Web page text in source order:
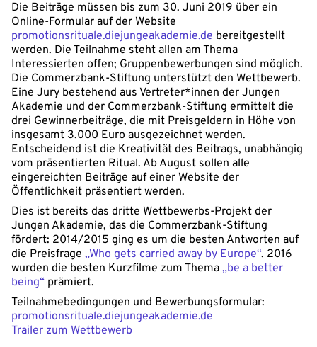
Die Beiträge müssen bis zum 30. Juni 2019 über ein
Online-Formular auf der Website
promotionsrituale.diejungeakademie.de bereitgestellt
werden. Die Teilnahme steht allen am Thema
Interessierten offen; Gruppenbewerbungen sind möglich.
Die Commerzbank-Stiftung unterstützt den Wettbewerb.
Eine Jury bestehend aus Vertreter*innen der Jungen
Akademie und der Commerzbank-Stiftung ermittelt die
drei Gewinnerbeiträge, die mit Preisgeldern in Höhe von
insgesamt 3.000 Euro ausgezeichnet werden.
Entscheidend ist die Kreativität des Beitrags, unabhängig
vom präsentierten Ritual. Ab August sollen alle
eingereichten Beiträge auf einer Website der
Öffentlichkeit präsentiert werden.
Dies ist bereits das dritte Wettbewerbs-Projekt der
Jungen Akademie, das die Commerzbank-Stiftung
fördert: 2014/2015 ging es um die besten Antworten auf
die Preisfrage „Who gets carried away by Europe“. 2016
wurden die besten Kurzfilme zum Thema „be a better
being“ prämiert.
Teilnahmebedingungen und Bewerbungsformular:
promotionsrituale.diejungeakademie.de
Trailer zum Wettbewerb